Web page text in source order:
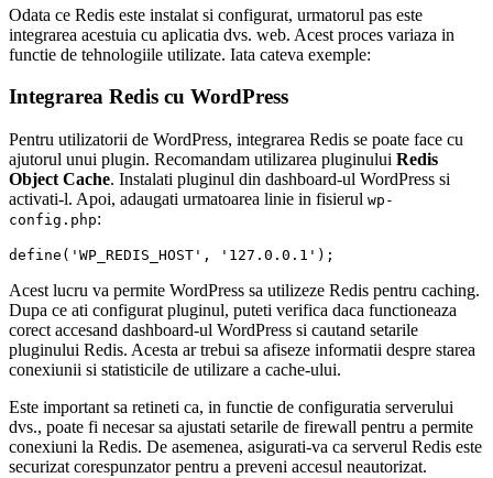
Odata ce Redis este instalat si configurat, urmatorul pas este
integrarea acestuia cu aplicatia dvs. web. Acest proces variaza in
functie de tehnologiile utilizate. Iata cateva exemple:
Integrarea Redis cu WordPress
Pentru utilizatorii de WordPress, integrarea Redis se poate face cu
ajutorul unui plugin. Recomandam utilizarea pluginului Redis
Object Cache. Instalati pluginul din dashboard-ul WordPress si
activati-l. Apoi, adaugati urmatoarea linie in fisierul wp-
config.php:
Acest lucru va permite WordPress sa utilizeze Redis pentru caching.
Dupa ce ati configurat pluginul, puteti verifica daca functioneaza
corect accesand dashboard-ul WordPress si cautand setarile
pluginului Redis. Acesta ar trebui sa afiseze informatii despre starea
conexiunii si statisticile de utilizare a cache-ului.
Este important sa retineti ca, in functie de configuratia serverului
dvs., poate fi necesar sa ajustati setarile de firewall pentru a permite
conexiuni la Redis. De asemenea, asigurati-va ca serverul Redis este
securizat corespunzator pentru a preveni accesul neautorizat.